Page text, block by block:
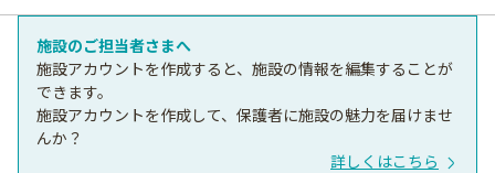
施設のご担当者さまへ
施設アカウントを作成すると、施設の情報を編集することが
できます。
施設アカウントを作成して、保護者に施設の魅力を届けませ
んか？
詳しくはこちら